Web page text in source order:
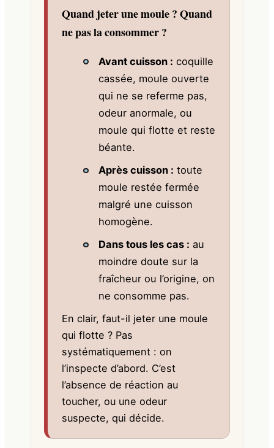
Quand jeter une moule ? Quand
ne pas la consommer ?
Avant cuisson : coquille
cassée, moule ouverte
qui ne se referme pas,
odeur anormale, ou
moule qui flotte et reste
béante.
Après cuisson : toute
moule restée fermée
malgré une cuisson
homogène.
Dans tous les cas : au
moindre doute sur la
fraîcheur ou l’origine, on
ne consomme pas.
En clair, faut-il jeter une moule
qui flotte ? Pas
systématiquement : on
l’inspecte d’abord. C’est
l’absence de réaction au
toucher, ou une odeur
suspecte, qui décide.